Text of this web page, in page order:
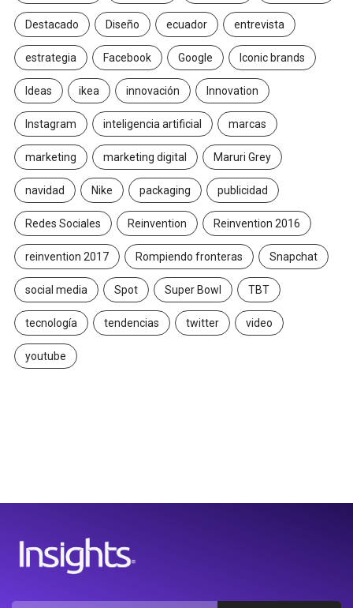
Destacado Diseño ecuador entrevista
estrategia Facebook Google Iconic brands
Ideas ikea innovación Innovation
Instagram inteligencia artificial marcas
marketing marketing digital Maruri Grey
navidad Nike packaging publicidad
Redes Sociales Reinvention Reinvention 2016
reinvention 2017 Rompiendo fronteras Snapchat
social media Spot Super Bowl TBT
tecnología tendencias twitter video
youtube